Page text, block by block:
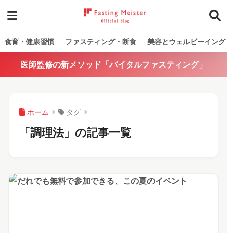
食育・健康習慣 ファスティング・断食 美容とウェルビーイング
医師監修の新メソッド「バイタルファスティング」
ホーム タグ
「調理法」の記事一覧